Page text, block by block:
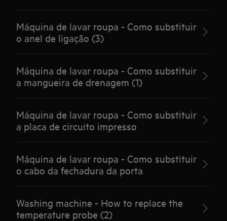
Máquina de lavar roupa - Como substituir
o anel de ligação (3)
Máquina de lavar roupa - Como substituir
a mangueira de drenagem (1)
Máquina de lavar roupa - Como substituir
a placa de circuito impresso
Máquina de lavar roupa - Como substituir
o cabo da fechadura da porta
Washing machine - How to replace the
temperature probe (2)